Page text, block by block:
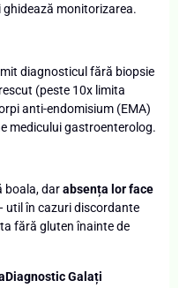
monitorizarea.
diagnosticul fără biopsie
(peste 10x limita
anti-endomisium (EMA)
medicului gastroenterolog.
boala, darabsența lor face
util în cazuri discordante
fără gluten înainte de
Galați